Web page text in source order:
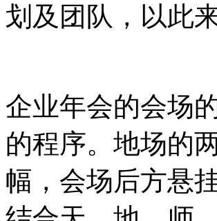
划及团队，以此
企业年会的会场
的程序。地场的
幅，会场后方悬